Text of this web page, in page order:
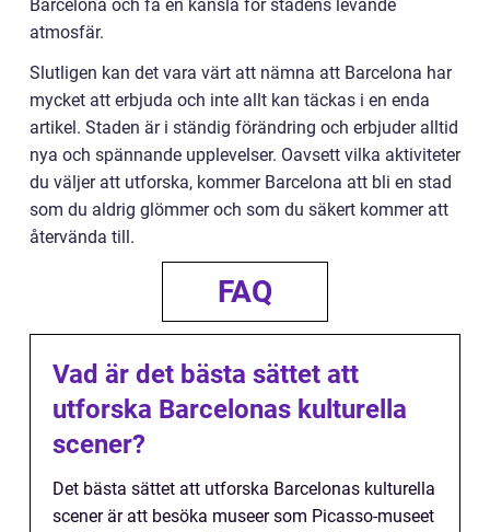
Barcelona och få en känsla för stadens levande
atmosfär.
Slutligen kan det vara värt att nämna att Barcelona har
mycket att erbjuda och inte allt kan täckas i en enda
artikel. Staden är i ständig förändring och erbjuder alltid
nya och spännande upplevelser. Oavsett vilka aktiviteter
du väljer att utforska, kommer Barcelona att bli en stad
som du aldrig glömmer och som du säkert kommer att
återvända till.
FAQ
Vad är det bästa sättet att
utforska Barcelonas kulturella
scener?
Det bästa sättet att utforska Barcelonas kulturella
scener är att besöka museer som Picasso-museet